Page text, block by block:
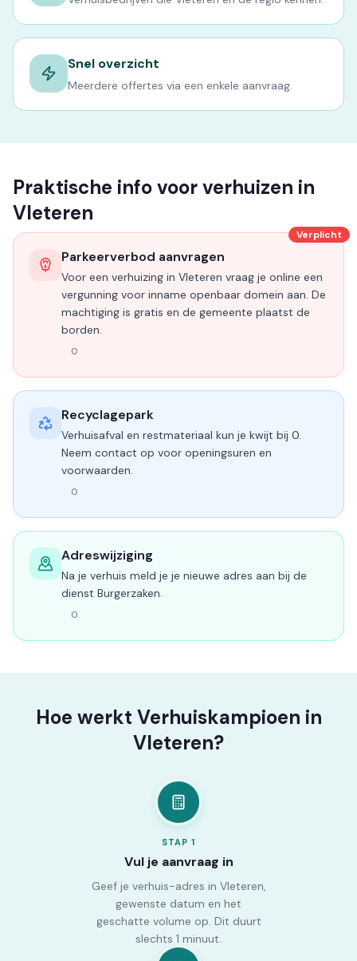
Snel overzicht
Meerdere offertes via een enkele aanvraag.
Praktische info voor verhuizen in
Vleteren
Verplicht
Parkeerverbod aanvragen
Voor een verhuizing in Vleteren vraag je online een
vergunning voor inname openbaar domein aan. De
machtiging is gratis en de gemeente plaatst de
borden.
0
Recyclagepark
Verhuisafval en restmateriaal kun je kwijt bij 0.
Neem contact op voor openingsuren en
voorwaarden.
0
Adreswijziging
Na je verhuis meld je je nieuwe adres aan bij de
dienst Burgerzaken.
0
Hoe werkt Verhuiskampioen in
Vleteren?
STAP1
Vul je aanvraag in
Geef je verhuis-adres in Vleteren,
gewenste datum en het
geschatte volume op. Dit duurt
slechts 1 minuut.